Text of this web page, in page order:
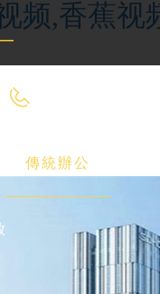
频,香蕉视
傳統辦公